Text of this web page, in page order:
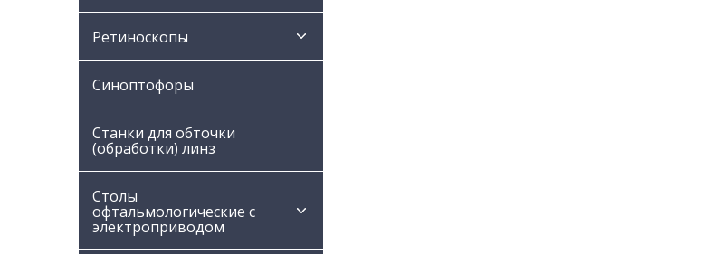
Ретиноскопы
Синоптофоры
Станки для обточки
(обработки) линз
Столы
офтальмологические с
электроприводом